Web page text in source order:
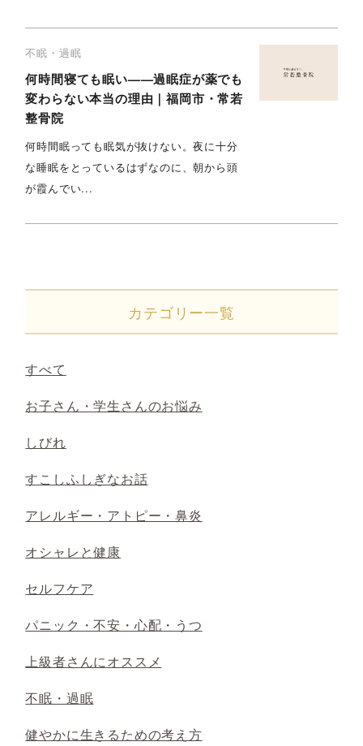
不眠・過眠
何時間寝ても眠い——過眠症が薬でも
変わらない本当の理由｜福岡市・常若
整骨院
何時間眠っても眠気が抜けない。夜に十分
な睡眠をとっているはずなのに、朝から頭
が霞んでい...
カテゴリー一覧
すべて
お子さん・学生さんのお悩み
しびれ
すこしふしぎなお話
アレルギー・アトピー・鼻炎
オシャレと健康
セルフケア
パニック・不安・心配・うつ
上級者さんにオススメ
不眠・過眠
健やかに生きるための考え方